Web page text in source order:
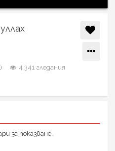
4 341 гледания
за показване.